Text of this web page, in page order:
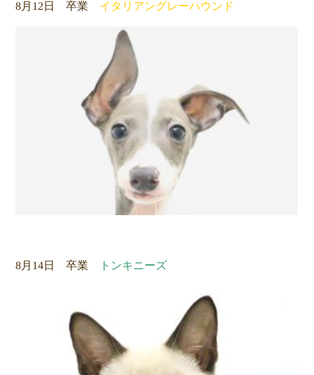
8月12日 卒業 イタリアングレーハウンド
8月14日 卒業 トンキニーズ